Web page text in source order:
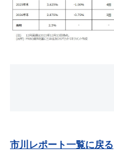
市川レポート一覧に戻る